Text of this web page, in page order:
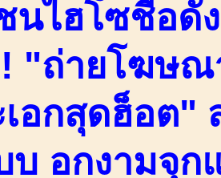
นไฮโซชื่อดั
"ถ่ายโฆษณ
อกสุดฮ็อต"
บ อกงามจุ